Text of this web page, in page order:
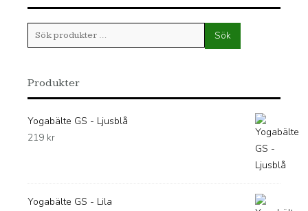
Sök
efter:
Sök
Produkter
Yogabälte GS - Ljusblå
219 kr
Yogabälte GS - Lila